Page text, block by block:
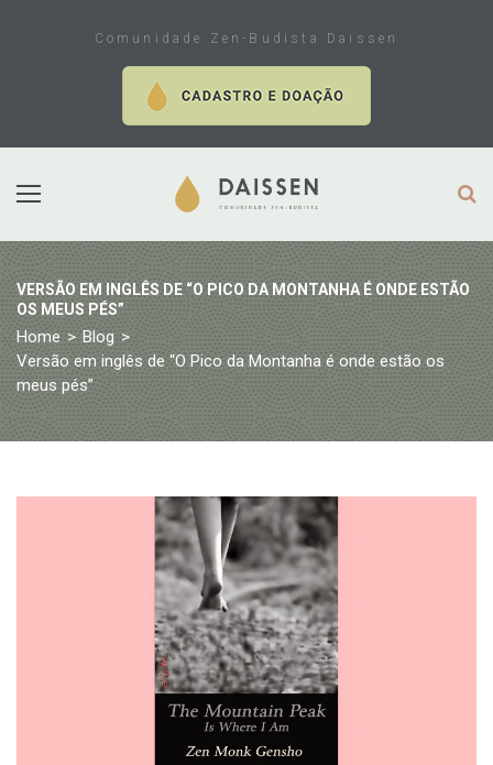
Comunidade Zen-Budista Daissen
VERSÃO EM INGLÊS DE “O PICO DA MONTANHA É ONDE ESTÃO
OS MEUS PÉS”
Home > Blog >
Versão em inglês de “O Pico da Montanha é onde estão os
meus pés”